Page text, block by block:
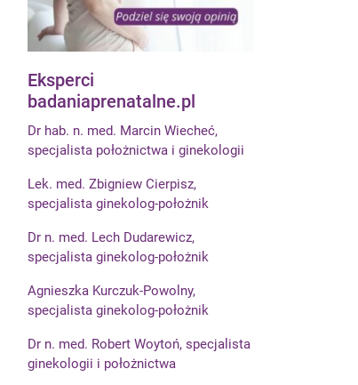
Eksperci
badaniaprenatalne.pl
Dr hab. n. med. Marcin Wiecheć,
specjalista położnictwa i ginekologii
Lek. med. Zbigniew Cierpisz,
specjalista ginekolog-położnik
Dr n. med. Lech Dudarewicz,
specjalista ginekolog-położnik
Agnieszka Kurczuk-Powolny,
specjalista ginekolog-położnik
Dr n. med. Robert Woytoń, specjalista
ginekologii i położnictwa